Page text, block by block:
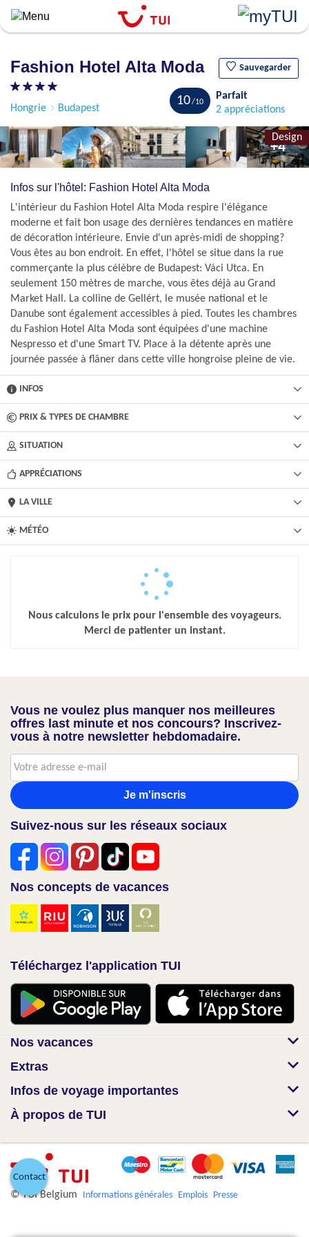
Aller
principal
Fashion Hotel Alta Moda Sauvegarder
Hongrie Budapest
Design
10
Parfait
2 appréciations
+4
Infos sur l'hôtel: Fashion Hotel Alta Moda
L'intérieur du Fashion Hotel Alta Moda respire l'élégance
moderne et fait bon usage des dernières tendances en matière
de décoration intérieure. Envie d'un après-midi de shopping?
Vous êtes au bon endroit. En effet, l'hôtel se situe dans la rue
commerçante la plus célèbre de Budapest: Váci Utca. En
seulement 150 mètres de marche, vous êtes déjà au Grand
Market Hall. La colline de Gellért, le musée national et le
Danube sont également accessibles à pied. Toutes les chambres
du Fashion Hotel Alta Moda sont équipées d'une machine
Nespresso et d'une Smart TV. Place à la détente après une
journée passée à flâner dans cette ville hongroise pleine de vie.
INFOS
PRIX & TYPES DE CHAMBRE
SITUATION
APPRÉCIATIONS
LA VILLE
MÉTÉO
Nous calculons le prix pour l'ensemble des voyageurs.
Merci de patienter un instant.
Vous ne voulez plus manquer nos meilleures
offres last minute et nos concours? Inscrivez-
vous à notre newsletter hebdomadaire.
Je m'inscris
Suivez-nous sur les réseaux sociaux
Nos concepts de vacances
Téléchargez l'application TUI
Nos vacances
Extras
Infos de voyage importantes
À propos de TUI
© TUI Belgium Informations générales Emplois Presse
Contact